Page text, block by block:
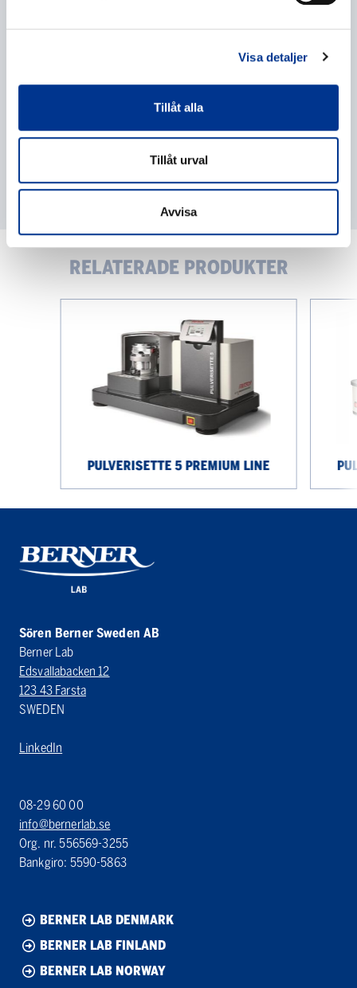
Visa detaljer
Tillåt alla
Tillåt urval
Avvisa
personuppgifter enligt beskrivningen i
RELATERADE PRODUKTER
PULVERISETTE 5 PREMIUM LINE
Sören Berner Sweden AB
Berner Lab
Edsvallabacken 12
123 43 Farsta
SWEDEN
LinkedIn
08-29 60 00
info@bernerlab.se
Org. nr. 556569-3255
Bankgiro: 5590-5863
BERNER LAB DENMARK
BERNER LAB FINLAND
BERNER LAB NORWAY